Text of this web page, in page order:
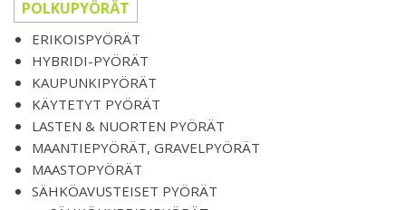
POLKUPYÖRÄT
ERIKOISPYÖRÄT
HYBRIDI-PYÖRÄT
KAUPUNKIPYÖRÄT
KÄYTETYT PYÖRÄT
LASTEN & NUORTEN PYÖRÄT
MAANTIEPYÖRÄT, GRAVELPYÖRÄT
MAASTOPYÖRÄT
SÄHKÖAVUSTEISET PYÖRÄT